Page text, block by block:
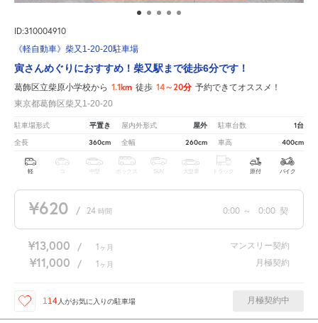
ID:310004910
《軽自動車》柴又1-20-20駐車場
寅さんめぐりにおすすめ！柴又駅まで徒歩6分です！
葛飾区立柴原小学校から 1.1km 徒歩 14～20分 予約できてオススメ！
東京都葛飾区柴又1-20-20
駐車場形式 平置き 屋内外形式 屋外 駐車台数 1台
全長 360cm 全幅 260cm 車高 400cm
軽 中型 ボックス SUV 大型車 トラック 原付 バイク
¥620 / 24 時間 0:00 ～ 0:00 契
¥13,000 / 1 ヶ月 マンスリー契約
¥11,000 / 1 ヶ月 月極契約
114 人がお気に入りの駐車場 月極契約中